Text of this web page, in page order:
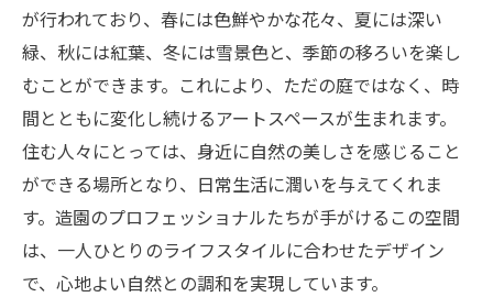
目黒区で四季を楽しむ造園のポイント
自然と共生する庭づくり八王子市目黒区の造園
の技
自然素材を活かした庭園設計
地域特有の植物を使った植栽
エコロジカルな造園手法
庭に取り入れる自然災害への配慮
目黒区での持続可能な庭づくり
が行われており、春には色鮮やかな花々、夏には深い
緑、秋には紅葉、冬には雪景色と、季節の移ろいを楽し
むことができます。これにより、ただの庭ではなく、時
間とともに変化し続けるアートスペースが生まれます。
住む人々にとっては、身近に自然の美しさを感じること
ができる場所となり、日常生活に潤いを与えてくれま
す。造園のプロフェッショナルたちが手がけるこの空間
は、一人ひとりのライフスタイルに合わせたデザイン
で、心地よい自然との調和を実現しています。